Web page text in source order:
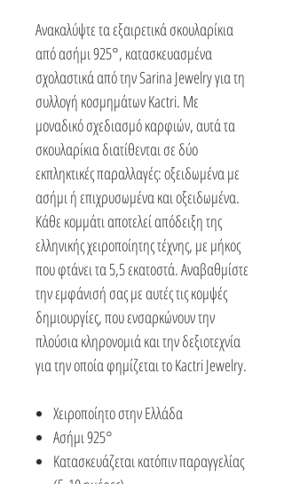
Ανακαλύψτε τα εξαιρετικά σκουλαρίκια
από ασήμι 925°, κατασκευασμένα
σχολαστικά από την Sarina Jewelry για τη
συλλογή κοσμημάτων Kactri. Με
μοναδικό σχεδιασμό καρφιών, αυτά τα
σκουλαρίκια διατίθενται σε δύο
εκπληκτικές παραλλαγές: οξειδωμένα με
ασήμι ή επιχρυσωμένα και οξειδωμένα.
Κάθε κομμάτι αποτελεί απόδειξη της
ελληνικής χειροποίητης τέχνης, με μήκος
που φτάνει τα 5,5 εκατοστά. Αναβαθμίστε
την εμφάνισή σας με αυτές τις κομψές
δημιουργίες, που ενσαρκώνουν την
πλούσια κληρονομιά και την δεξιοτεχνία
για την οποία φημίζεται το Kactri Jewelry.
Χειροποίητο στην Ελλάδα
Ασήμι 925°
Κατασκευάζεται κατόπιν παραγγελίας